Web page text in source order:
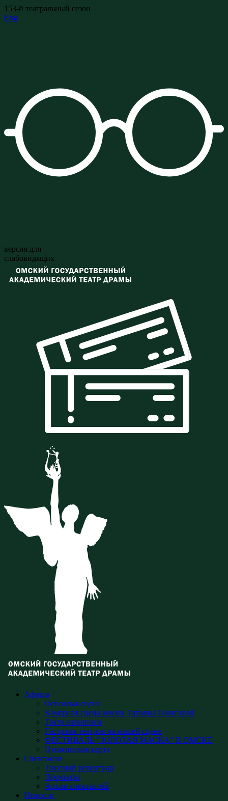
153-й театральный сезон
Eng
версия для
слабовидящих
Афиша
Основная сцена
Камерная сцена имени Татьяны Ожиговой
Театр живописи
Гастроли театров на нашей сцене
ФЕСТИВАЛЬ "ЗОЛОТАЯ МАСКА" В ОМСКЕ
Пушкинская карта
Спектакли
Текущий репертуар
Премьеры
Архив спектаклей
Новости